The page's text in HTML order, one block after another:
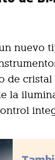
nuevo
de cristal
la